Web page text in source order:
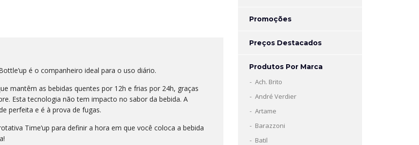
é o companheiro ideal para o uso diário.
mantêm as bebidas quentes por 12h e frias por 24h, graças
Esta tecnologia não tem impacto no sabor da bebida. A
perfeita e é à prova de fugas.
Time’up para definir a hora em que você coloca a bebida
Promoções
Preços Destacados
Produtos Por Marca
Ach. Brito
André Verdier
Artame
Barazzoni
Batil